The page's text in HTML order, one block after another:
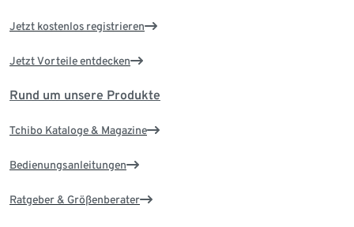
Jetzt kostenlos registrieren
Jetzt Vorteile entdecken
Rund um unsere Produkte
Tchibo Kataloge & Magazine
Bedienungsanleitungen
Ratgeber & Größenberater